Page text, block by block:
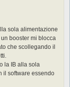
sola alimentazione
booster mi blocca
che scollegando il
la IB alla sola
il software essendo